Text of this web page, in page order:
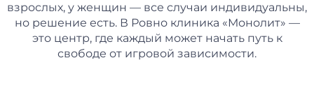
взрослых, у женщин — все случаи индивидуальны,
но решение есть. В Ровно клиника «Монолит» —
это центр, где каждый может начать путь к
свободе от игровой зависимости.